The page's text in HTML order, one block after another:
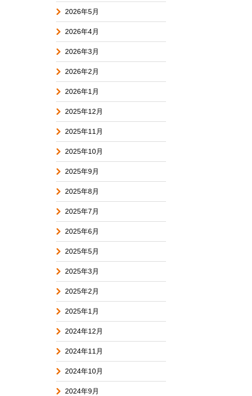
2026年5月
2026年4月
2026年3月
2026年2月
2026年1月
2025年12月
2025年11月
2025年10月
2025年9月
2025年8月
2025年7月
2025年6月
2025年5月
2025年3月
2025年2月
2025年1月
2024年12月
2024年11月
2024年10月
2024年9月